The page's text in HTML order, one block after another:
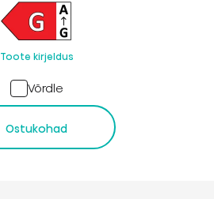
Toote kirjeldus
Võrdle
Ostukohad